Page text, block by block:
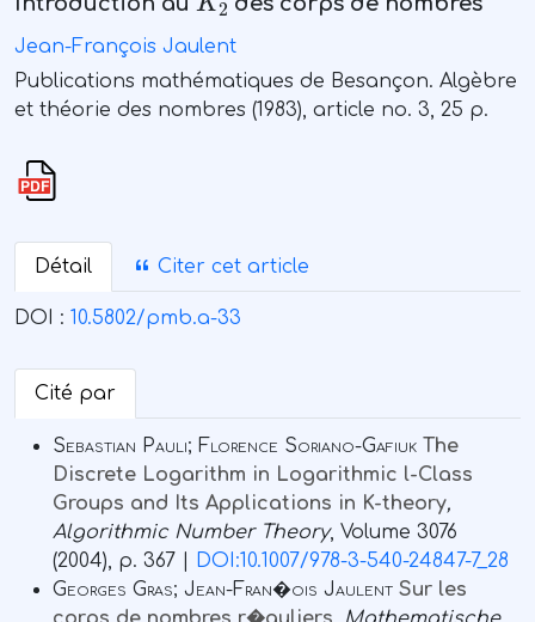
Jean-François Jaulent
Publications mathématiques de Besançon. Algèbre
et théorie des nombres (1983), article no. 3, 25 p.
Détail Citer cet article
DOI : 10.5802/pmb.a-33
Cité par
Sebastian Pauli; Florence Soriano-Gafiuk The
Discrete Logarithm in Logarithmic l-Class
Groups and Its Applications in K-theory,
Algorithmic Number Theory, Volume 3076
(2004), p. 367 |
DOI:10.1007/978-3-540-24847-7_28
Georges Gras; Jean-Fran�ois Jaulent Sur les